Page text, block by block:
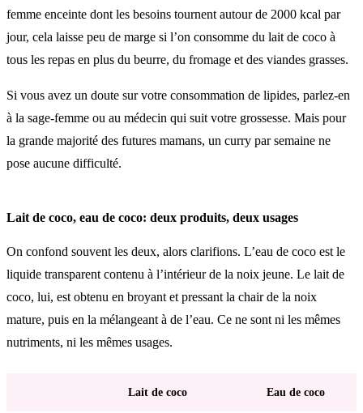
femme enceinte dont les besoins tournent autour de 2000 kcal par
jour, cela laisse peu de marge si l’on consomme du lait de coco à
tous les repas en plus du beurre, du fromage et des viandes grasses.
Si vous avez un doute sur votre consommation de lipides, parlez-en
à la sage-femme ou au médecin qui suit votre grossesse. Mais pour
la grande majorité des futures mamans, un curry par semaine ne
pose aucune difficulté.
Lait de coco, eau de coco: deux produits, deux usages
On confond souvent les deux, alors clarifions. L’eau de coco est le
liquide transparent contenu à l’intérieur de la noix jeune. Le lait de
coco, lui, est obtenu en broyant et pressant la chair de la noix
mature, puis en la mélangeant à de l’eau. Ce ne sont ni les mêmes
nutriments, ni les mêmes usages.
Lait de coco Eau de coco